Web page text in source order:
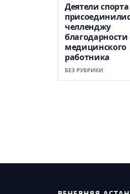
Деятели спорта
челленджу
медицинского
работника
БЕЗ РУБРИКИ